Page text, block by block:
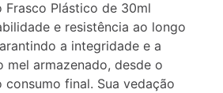
Frasco Plástico de 30ml
e resistência ao longo
a integridade e a
mel armazenado, desde o
consumo final. Sua vedação